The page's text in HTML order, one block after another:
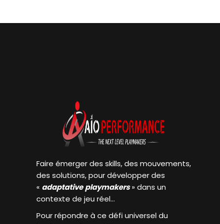
Faire émerger des skills, des mouvements,
des solutions, pour développer des
« adaptative playmakers» dans un
contexte de jeu réel…
Pour répondre à ce défi universel du